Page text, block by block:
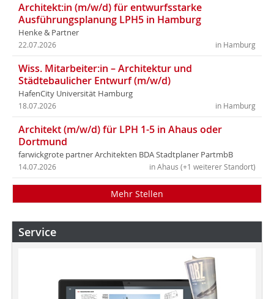
Architekt:in (m/w/d) für entwurfsstarke
Ausführungsplanung LPH5 in Hamburg
Henke & Partner
in Hamburg
22.07.2026
Wiss. Mitarbeiter:in – Architektur und
Städtebaulicher Entwurf (m/w/d)
HafenCity Universität Hamburg
in Hamburg
18.07.2026
Architekt (m/w/d) für LPH 1-5 in Ahaus oder
Dortmund
farwickgrote partner Architekten BDA Stadtplaner PartmbB
in Ahaus (+1 weiterer Standort)
14.07.2026
Mehr Stellen
Service